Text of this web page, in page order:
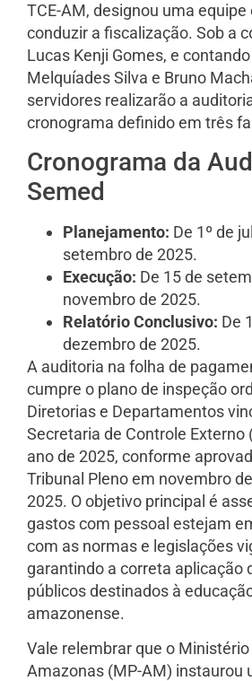
TCE-AM, designou uma
conduzir a fiscalização. Sob a
Lucas Kenji Gomes, e
Melquíades Silva e Bruno
servidores realizarão a
cronograma definido em três
Cronograma da
Semed
Planejamento: De 1º de
setembro de 2025.
Execução: De 15 de
novembro de 2025.
Relatório Conclusivo: De
dezembro de 2025.
A auditoria na folha de
cumpre o plano de inspeção
Diretorias e Departamentos
Secretaria de Controle Externo
ano de 2025, conforme
Tribunal Pleno em novembro
2025. O objetivo principal é
gastos com pessoal estejam
com as normas e legislações
garantindo a correta aplicação
públicos destinados à
amazonense.
Vale relembrar que o
Amazonas (MP-AM) instaurou